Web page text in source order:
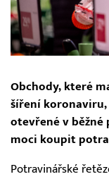
Obchody, které
šíření koronaviru,
otevřené v běžné
moci koupit
Potravinářské